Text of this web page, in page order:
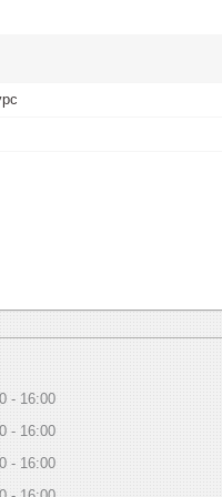
16:00
16:00
16:00